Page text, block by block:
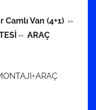
Van (4+1) ⇔
ARAÇ